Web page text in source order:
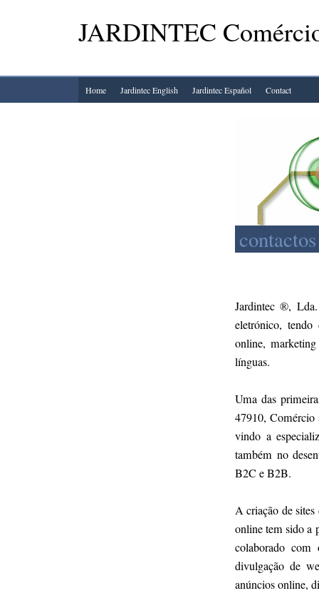
JARDINTEC
Home Jardintec English Jardintec Español Contact
contactos
Jardintec ®,
eletrónico,
online,
línguas.
Uma das
47910, Comércio
vindo a
também no
B2C e B2B.
A criação de
online tem sido a
colaborado com
divulgação de
anúncios online,